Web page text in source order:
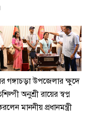
গঙ্গাচড়া উপজেলার ক্ষুদে
অনুশ্রী রায়ের স্বপ্ন
মাননীয় প্রধানমন্ত্রী